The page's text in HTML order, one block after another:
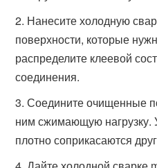
Нанесите холодную
поверхности, которые
распределите клеевой
соединения.
Соедините очищенные
ним сжимающую нагрузку.
плотно соприкасаются